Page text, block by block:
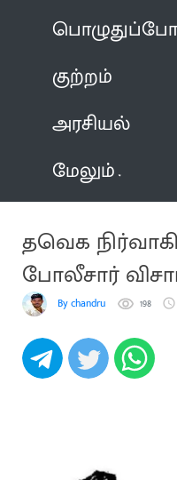
குற்றம்
அரசியல்
மேலும்
தவெக
போலீசார்
By chandru 198